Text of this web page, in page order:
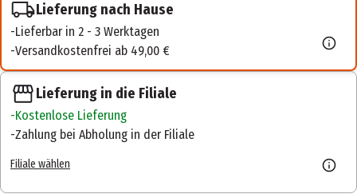
Lieferung nach Hause
Lieferbar in 2 - 3 Werktagen
Versandkostenfrei ab 49,00 €
Lieferung in die Filiale
Kostenlose Lieferung
Zahlung bei Abholung in der Filiale
Filiale wählen